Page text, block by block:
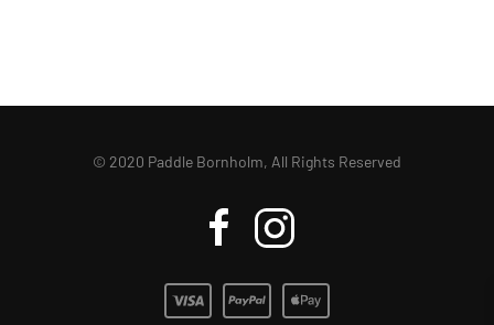
© 2020 Paddle Bornholm, All Rights Reserved